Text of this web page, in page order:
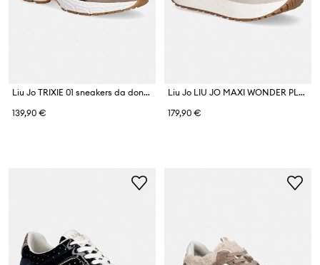
Liu Jo TRIXIE 01 sneakers da donna
139,90 €
Liu Jo LIU JO MAXI WONDER PLUS 02 sneakers da donna
179,90 €